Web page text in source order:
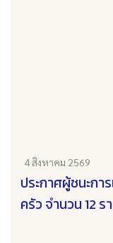
4 สิงหาคม 2569
ประกาศผู้ชนะกา
ครัว จำนวน 12 ร